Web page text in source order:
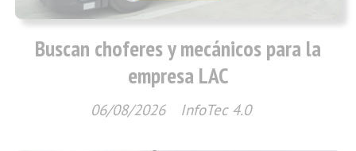
Buscan choferes y mecánicos para la
empresa LAC
InfoTec 4.0
06/08/2026